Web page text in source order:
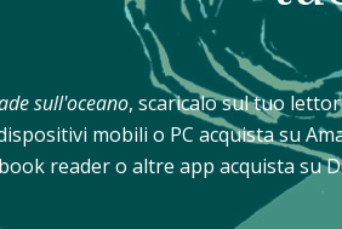
sull'oceano, scaricalo sul tuo
mobili o PC acquista su
reader o altre app acquista su